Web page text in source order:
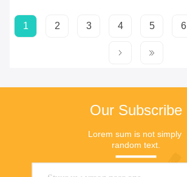
1 2 3 4 5 6
Our Subscribe
Lorem sum is not simply
random text.